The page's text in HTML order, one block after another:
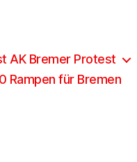
AK Bremer Protest
Rampen für Bremen